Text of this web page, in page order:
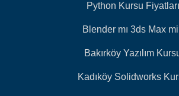
Python Kursu Fiyatları
Blender mı 3ds Max
Bakırköy Yazılım
Kadıköy Solidworks